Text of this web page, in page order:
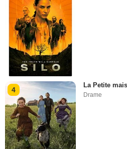
4
La Petite
Drame